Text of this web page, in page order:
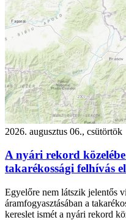
2026. augusztus 06., csütörtök
A nyári rekord
takarékossági felhívás
Egyelőre nem látszik jelentős
áramfogyasztásában a
kereslet ismét a nyári rekord